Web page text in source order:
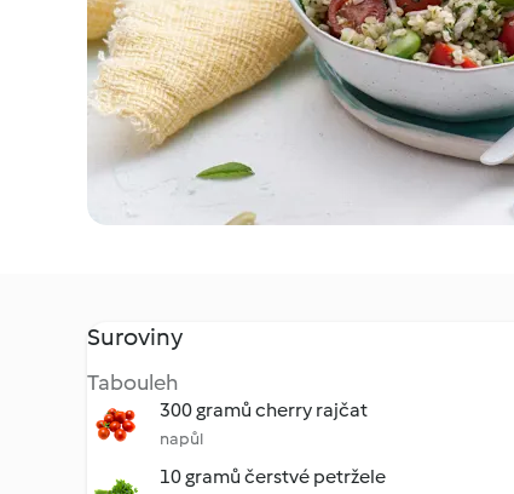
Suroviny
Tabouleh
300 gramů cherry rajčat
napůl
10 gramů čerstvé petržele